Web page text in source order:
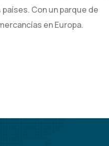
Con un parque de
en Europa.